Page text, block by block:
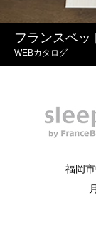
フランスベッ
WEBカタログ
福岡